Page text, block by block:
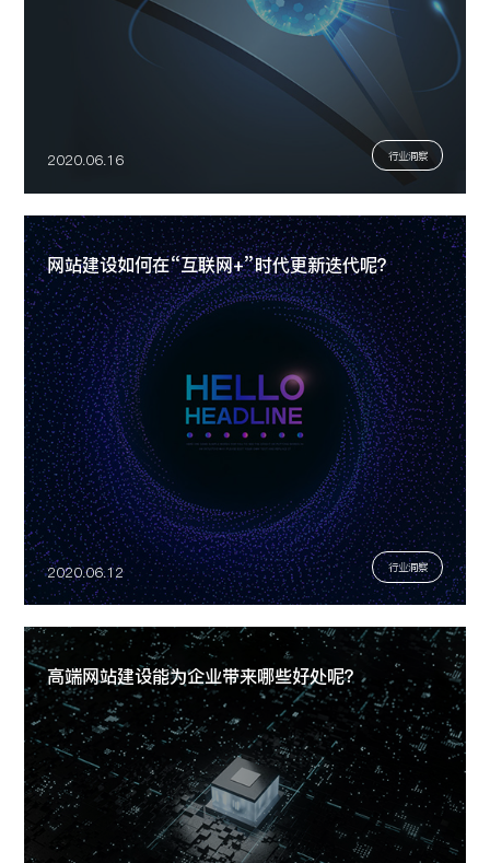
2020.06.16 行业洞察
网站建设如何在“互联网+”时代更新迭代呢？
2020.06.12 行业洞察
高端网站建设能为企业带来哪些好处呢？